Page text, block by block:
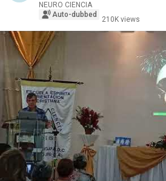
NEURO CIENCIA
Auto-dubbed
210K views